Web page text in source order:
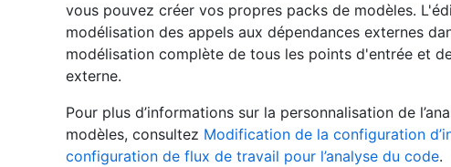
vous pouvez créer vos propres packs de modèles.
modélisation des appels aux dépendances externes
modélisation complète de tous les points d'entrée et
externe.
Pour plus d’informations sur la personnalisation de
modèles, consultez Modification de la configuration
configuration de flux de travail pour l’analyse du code.